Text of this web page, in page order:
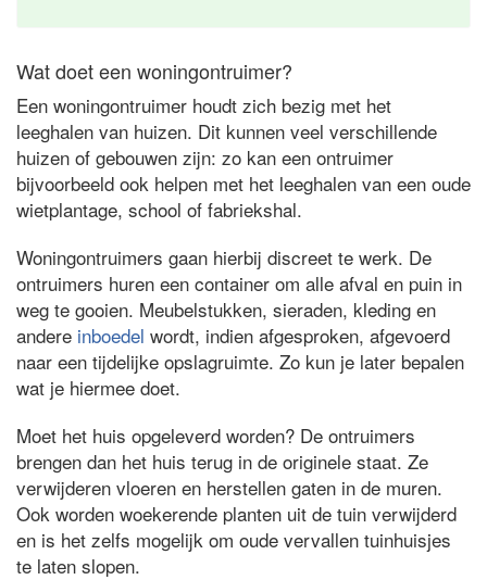
Wat doet een woningontruimer?
Een woningontruimer houdt zich bezig met het
leeghalen van huizen. Dit kunnen veel verschillende
huizen of gebouwen zijn: zo kan een ontruimer
bijvoorbeeld ook helpen met het leeghalen van een oude
wietplantage, school of fabriekshal.
Woningontruimers gaan hierbij discreet te werk. De
ontruimers huren een container om alle afval en puin in
weg te gooien. Meubelstukken, sieraden, kleding en
andere inboedel wordt, indien afgesproken, afgevoerd
naar een tijdelijke opslagruimte. Zo kun je later bepalen
wat je hiermee doet.
Moet het huis opgeleverd worden? De ontruimers
brengen dan het huis terug in de originele staat. Ze
verwijderen vloeren en herstellen gaten in de muren.
Ook worden woekerende planten uit de tuin verwijderd
en is het zelfs mogelijk om oude vervallen tuinhuisjes
te laten slopen.